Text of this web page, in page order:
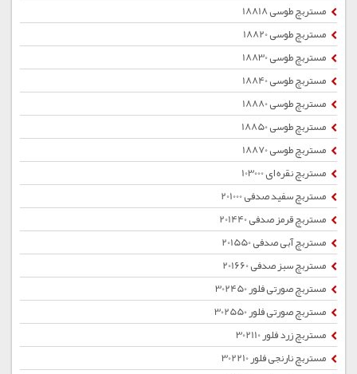
مستربچ طوسی 18818
مستربچ طوسی 18820
مستربچ طوسی 18830
مستربچ طوسی 18840
مستربچ طوسی 18880
مستربچ طوسی 18850
مستربچ طوسی 18870
مستربچ نقره ای 103000
مستربچ سفید صدفی 201000
مستربچ قرمز صدفی 201440
مستربچ آبی صدفی 201550
مستربچ سبز صدفی 201660
مستربچ صورتی فلور 302450
مستربچ صورتی فلور 302550
مستربچ زرد فلور 302110
مستربچ نارنجی فلور 302210